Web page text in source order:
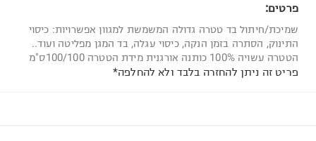
פרטים:
שמיכת/חיתול בד טטרה גדולה המשמשת למגוון אפשרויות: כיסוי
התינוק, הסתרה בזמן הנקה, כיסוי עגלה, בד המגן מפליטה ועוד..
הטטרה עשויה 100% כותנה אורגנית מידת הטטרה 100/100ס"מ
פריט זה ניתן להחזרה בלבד ולא להחלפה*